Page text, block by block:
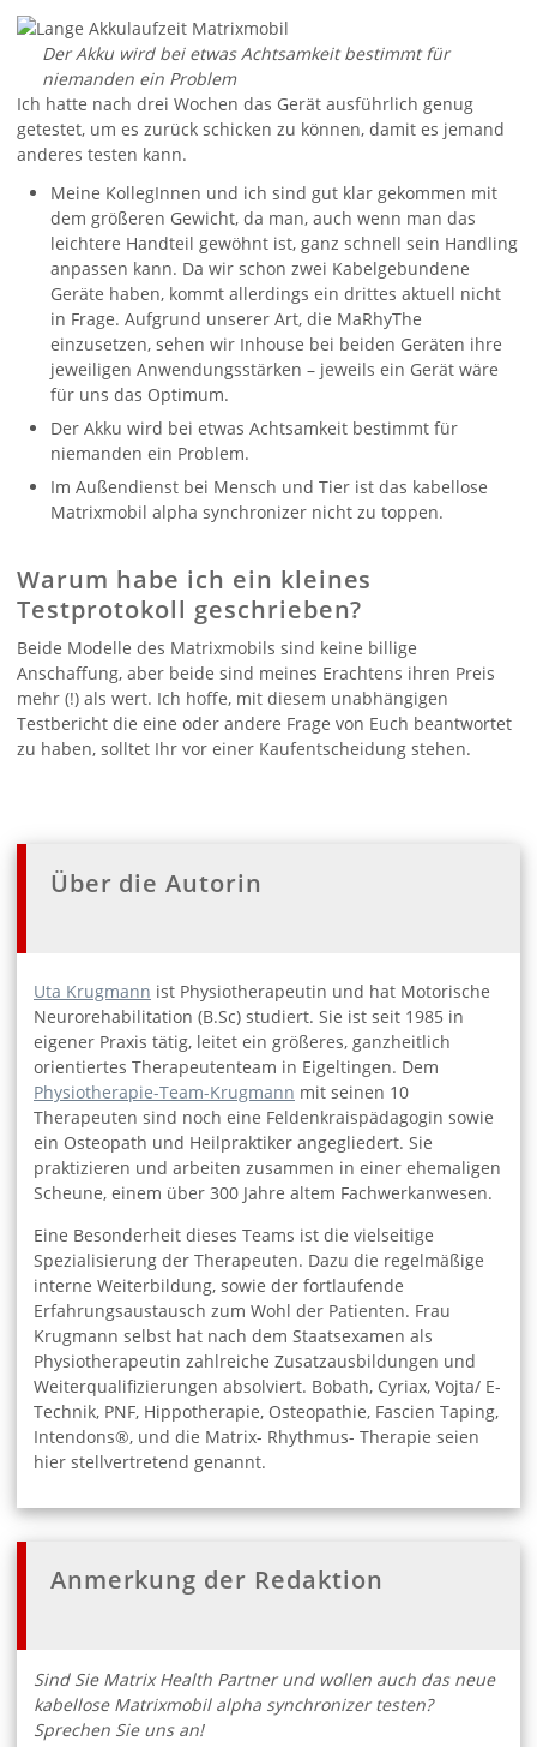
Der Akku wird bei etwas Achtsamkeit bestimmt für
niemanden ein Problem
Ich hatte nach drei Wochen das Gerät ausführlich genug
getestet, um es zurück schicken zu können, damit es jemand
anderes testen kann.
Meine KollegInnen und ich sind gut klar gekommen mit
dem größeren Gewicht, da man, auch wenn man das
leichtere Handteil gewöhnt ist, ganz schnell sein Handling
anpassen kann. Da wir schon zwei Kabelgebundene
Geräte haben, kommt allerdings ein drittes aktuell nicht
in Frage. Aufgrund unserer Art, die MaRhyThe
einzusetzen, sehen wir Inhouse bei beiden Geräten ihre
jeweiligen Anwendungsstärken – jeweils ein Gerät wäre
für uns das Optimum.
Der Akku wird bei etwas Achtsamkeit bestimmt für
niemanden ein Problem.
Im Außendienst bei Mensch und Tier ist das kabellose
Matrixmobil alpha synchronizer nicht zu toppen.
Warum habe ich ein kleines
Testprotokoll geschrieben?
Beide Modelle des Matrixmobils sind keine billige
Anschaffung, aber beide sind meines Erachtens ihren Preis
mehr (!) als wert. Ich hoffe, mit diesem unabhängigen
Testbericht die eine oder andere Frage von Euch beantwortet
zu haben, solltet Ihr vor einer Kaufentscheidung stehen.
Über die Autorin
Uta Krugmann ist Physiotherapeutin und hat Motorische
Neurorehabilitation (B.Sc) studiert. Sie ist seit 1985 in
eigener Praxis tätig, leitet ein größeres, ganzheitlich
orientiertes Therapeutenteam in Eigeltingen. Dem
Physiotherapie-Team-Krugmann mit seinen 10
Therapeuten sind noch eine Feldenkraispädagogin sowie
ein Osteopath und Heilpraktiker angegliedert. Sie
praktizieren und arbeiten zusammen in einer ehemaligen
Scheune, einem über 300 Jahre altem Fachwerkanwesen.
Eine Besonderheit dieses Teams ist die vielseitige
Spezialisierung der Therapeuten. Dazu die regelmäßige
interne Weiterbildung, sowie der fortlaufende
Erfahrungsaustausch zum Wohl der Patienten. Frau
Krugmann selbst hat nach dem Staatsexamen als
Physiotherapeutin zahlreiche Zusatzausbildungen und
Weiterqualifizierungen absolviert. Bobath, Cyriax, Vojta/ E-
Technik, PNF, Hippotherapie, Osteopathie, Fascien Taping,
Intendons®, und die Matrix- Rhythmus- Therapie seien
hier stellvertretend genannt.
Anmerkung der Redaktion
Sind Sie Matrix Health Partner und wollen auch das neue
kabellose Matrixmobil alpha synchronizer testen?
Sprechen Sie uns an!